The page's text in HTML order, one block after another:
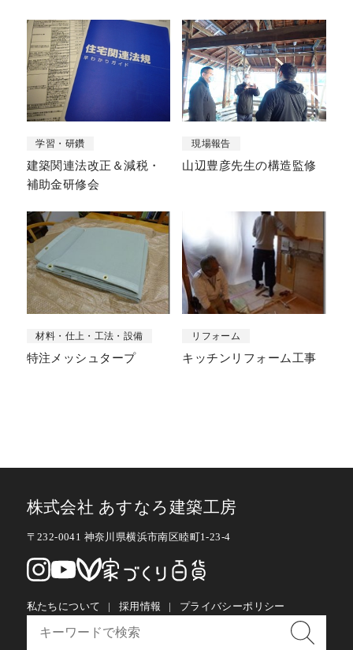
学習・研鑽
建築関連法改正＆減税・
補助金研修会
現場報告
山辺豊彦先生の構造監修
材料・仕上・工法・設備
特注メッシュタープ
リフォーム
キッチンリフォーム工事
株式会社 あすなろ建築工房
〒232-0041 神奈川県横浜市南区睦町1-23-4
私たちについて 採用情報 プライバシーポリシー